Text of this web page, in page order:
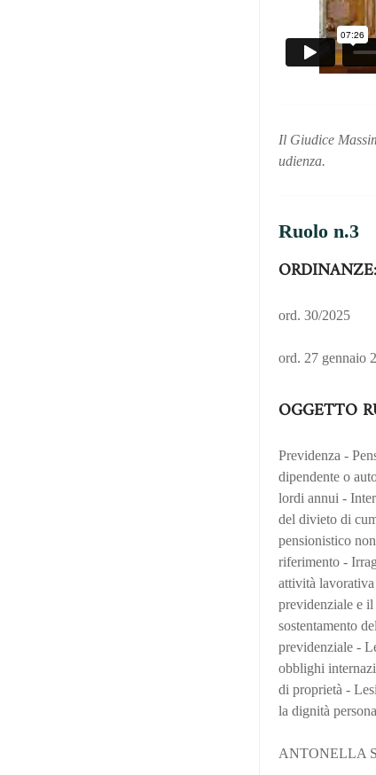
Il Giudice
udienza.
Ruolo n.3
ORDINANZE:
ord. 30/2025
ord. 27 gennaio
OGGETTO
Previdenza -
dipendente o
lordi annui -
del divieto di
pensionistico
riferimento -
attività lavorativa
previdenziale e
sostentamento
previdenziale -
obblighi
di proprietà -
la dignità
ANTONELLA